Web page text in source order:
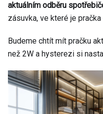
aktuálním odběru
zásuvka, ve které je pračka
Budeme chtít mít pračku
než 2W a hysterezi si